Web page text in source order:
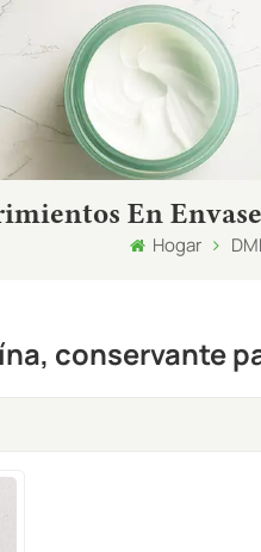
En
Hogar
conservante